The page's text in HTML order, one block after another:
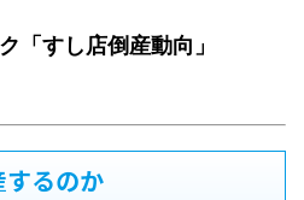
「すし店倒産動向」
るのか